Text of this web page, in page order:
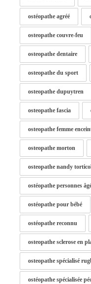
ostéopathe agréé
osteopathe couvre-feu
osteopathe dentaire
osteopathe du sport
osteopathe dupuytren
osteopathe fascia
osteopathe femme
osteopathe morton
osteopathe nandy
ostéopathe personnes
ostéopathe pour bébé
ostéopathe reconnu
osteopathe sclerose en
osteopathe spécialisé
ostéopathe spécialisée